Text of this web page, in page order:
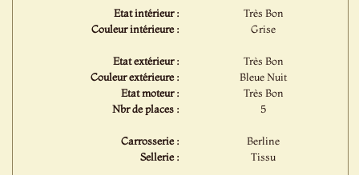
Etat intérieur :
Très Bon
Couleur intérieure :
Grise
Etat extérieur :
Très Bon
Couleur extérieure :
Bleue Nuit
Etat moteur :
Très Bon
Nbr de places :
5
Carrosserie :
Berline
Sellerie :
Tissu